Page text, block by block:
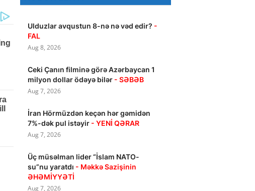
Ulduzlar avqustun 8-nə nə vəd edir? -
FAL
Aug 8, 2026
Ceki Çanın filminə görə Azərbaycan 1
milyon dollar ödəyə bilər - SƏBƏB
Aug 7, 2026
İran Hörmüzdən keçən hər gəmidən
7%-dək pul istəyir - YENİ QƏRAR
Aug 7, 2026
Üç müsəlman lider “İslam NATO-
su”nu yaratdı - Məkkə Sazişinin
ƏHƏMİYYƏTİ
Aug 7, 2026